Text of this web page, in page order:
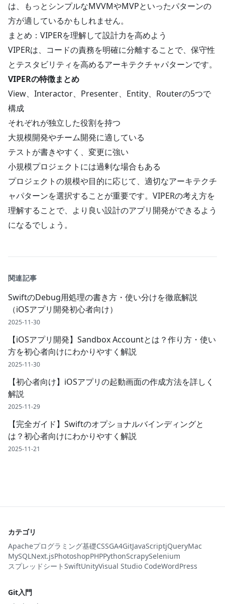
は、もっとシンプルなMVVMやMVPといったパターンの
方が適しているかもしれません。
まとめ：VIPERを理解して設計力を高めよう
VIPERは、コードの責務を明確に分離することで、保守性
とテスタビリティを高めるアーキテクチャパターンです。
VIPERの特徴まとめ
View、Interactor、Presenter、Entity、Routerの5つで
構成
それぞれが独立した役割を持つ
大規模開発やチーム開発に適している
テストが書きやすく、変更に強い
小規模プロジェクトには過剰な場合もある
プロジェクトの規模や目的に応じて、適切なアーキテクチ
ャパターンを選択することが重要です。VIPERの考え方を
理解することで、より良い設計のアプリ開発ができるよう
になるでしょう。
関連記事
SwiftのDebug用処理の書き方・使い分けを徹底解説
（iOSアプリ開発初心者向け）
2025-11-30
【iOSアプリ開発】Sandbox Accountとは？作り方・使い
方を初心者向けにわかりやすく解説
2025-11-30
【初心者向け】iOSアプリの起動画面の作成方法を詳しく
解説
2025-11-29
【完全ガイド】Swiftのオプショナルバインディングと
は？初心者向けにわかりやすく解説
2025-11-21
カテゴリ
Apacheプログラミング基礎CSSGA4GitJavaScriptjQueryMac
MySQLNext.jsPhotoshopPHPPythonScrapySelenium
スプレッドシートSwiftUnityVisual Studio CodeWordPress
Git入門